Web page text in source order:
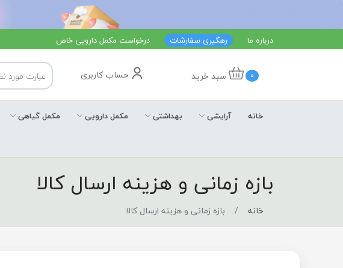
درباره ما رهگیری سفارشات درخواست مکمل دارویی خاص
0 سبد خرید حساب کاربری
خانه آرایشی بهداشتی مکمل دارویی مکمل گیاهی
بازه زمانی و هزینه ارسال کالا
خانه بازه زمانی و هزینه ارسال کالا